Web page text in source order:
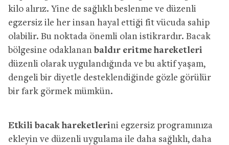
kilo alırız. Yine de sağlıklı beslenme ve düzenli
egzersiz ile her insan hayal ettiği fit vücuda sahip
olabilir. Bu noktada önemli olan istikrardır. Bacak
bölgesine odaklanan baldır eritme hareketleri
düzenli olarak uygulandığında ve bu aktif yaşam,
dengeli bir diyetle desteklendiğinde gözle görülür
bir fark görmek mümkün.
Etkili bacak hareketlerini egzersiz programınıza
ekleyin ve düzenli uygulama ile daha sağlıklı, daha